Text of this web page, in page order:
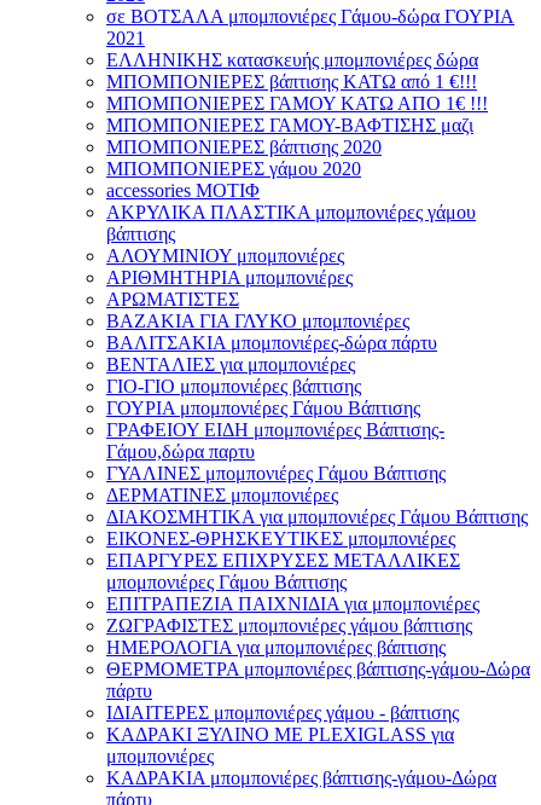
σε ΒΟΤΣΑΛΑ μπομπονιέρες Γάμου-δώρα ΓΟΥΡΙΑ
2021
ΕΛΛΗΝΙΚΗΣ κατασκευής μπομπονιέρες δώρα
ΜΠΟΜΠΟΝΙΕΡΕΣ βάπτισης ΚΑΤΩ από 1 €!!!
ΜΠΟΜΠΟΝΙΕΡΕΣ ΓΑΜΟΥ ΚΑΤΩ ΑΠΟ 1€ !!!
ΜΠΟΜΠΟΝΙΕΡΕΣ ΓΑΜΟΥ-ΒΑΦΤΙΣΗΣ μαζι
ΜΠΟΜΠΟΝΙΕΡΕΣ βάπτισης 2020
ΜΠΟΜΠΟΝΙΕΡΕΣ γάμου 2020
accessories ΜΟΤΙΦ
ΑΚΡΥΛΙΚΑ ΠΛΑΣΤΙΚΑ μπομπονιέρες γάμου
βάπτισης
ΑΛΟΥΜΙΝΙΟΥ μπομπονιέρες
ΑΡΙΘΜΗΤΗΡΙΑ μπομπονιέρες
ΑΡΩΜΑΤΙΣΤΕΣ
ΒΑΖΑΚΙΑ ΓΙΑ ΓΛΥΚΟ μπομπονιέρες
ΒΑΛΙΤΣΑΚΙΑ μπομπονιέρες-δώρα πάρτυ
ΒΕΝΤΑΛΙΕΣ για μπομπονιέρες
ΓΙΟ-ΓΙΟ μπομπονιέρες βάπτισης
ΓΟΥΡΙΑ μπομπονιέρες Γάμου Βάπτισης
ΓΡΑΦΕΙΟΥ ΕΙΔΗ μπομπονιέρες Βάπτισης-
Γάμου,δώρα παρτυ
ΓΥΑΛΙΝΕΣ μπομπονιέρες Γάμου Βάπτισης
ΔΕΡΜΑΤΙΝΕΣ μπομπονιέρες
ΔΙΑΚΟΣΜΗΤΙΚΑ για μπομπονιέρες Γάμου Βάπτισης
ΕΙΚΟΝΕΣ-ΘΡΗΣΚΕΥΤΙΚΕΣ μπομπονιέρες
ΕΠΑΡΓΥΡΕΣ ΕΠΙΧΡΥΣΕΣ ΜΕΤΑΛΛΙΚΕΣ
μπομπονιέρες Γάμου Βάπτισης
ΕΠΙΤΡΑΠΕΖΙΑ ΠΑΙΧΝΙΔΙΑ για μπομπονιέρες
ΖΩΓΡΑΦΙΣΤΕΣ μπομπονιέρες γάμου βάπτισης
ΗΜΕΡΟΛΟΓΙΑ για μπομπονιέρες βάπτισης
ΘΕΡΜΟΜΕΤΡΑ μπομπονιέρες βάπτισης-γάμου-Δώρα
πάρτυ
ΙΔΙΑΙΤΕΡΕΣ μπομπονιέρες γάμου - βάπτισης
ΚΑΔΡΑΚΙ ΞΥΛΙΝΟ ΜΕ PLEXIGLASS για
μπομπονιέρες
ΚΑΔΡΑΚΙΑ μπομπονιέρες βάπτισης-γάμου-Δώρα
πάρτυ